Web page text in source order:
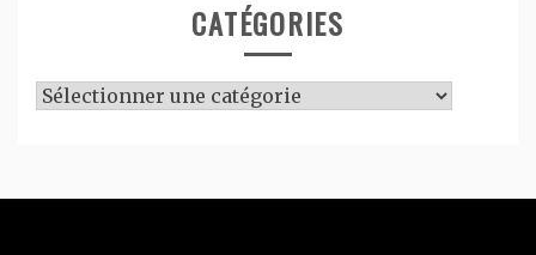
CATÉGORIES
Catégories